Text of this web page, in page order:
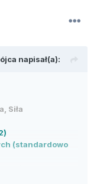
napisał(a):
Siła
(standardowo